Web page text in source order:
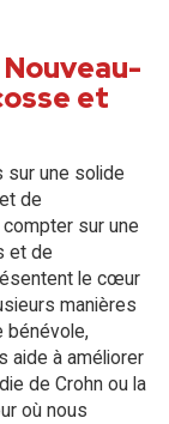
et
sur une solide
de
sur une
et de
le cœur
manières
bénévole,
aide à améliorer
de Crohn ou la
où nous